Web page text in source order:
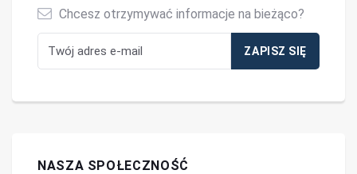
Chcesz otrzymywać informacje na bieżąco?
NASZA SPOŁECZNOŚĆ